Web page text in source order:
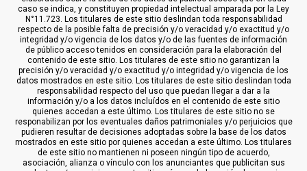
caso se indica, y constituyen propiedad intelectual amparada por la Ley
N°11.723. Los titulares de este sitio deslindan toda responsabilidad
respecto de la posible falta de precisión y/o veracidad y/o exactitud y/o
integridad y/o vigencia de los datos y/o de las fuentes de información
de público acceso tenidos en consideración para la elaboración del
contenido de este sitio. Los titulares de este sitio no garantizan la
precisión y/o veracidad y/o exactitud y/o integridad y/o vigencia de los
datos mostrados en este sitio. Los titulares de este sitio deslindan toda
responsabilidad respecto del uso que puedan llegar a dar a la
información y/o a los datos incluídos en el contenido de este sitio
quienes accedan a este último. Los titulares de este sitio no se
responabilizan por los eventuales daños patrimoniales y/o perjuicios que
pudieren resultar de decisiones adoptadas sobre la base de los datos
mostrados en este sitio por quienes accedan a este último. Los titulares
de este sitio no mantienen ni poseen ningún tipo de acuerdo,
asociación, alianza o vínculo con los anunciantes que publicitan sus